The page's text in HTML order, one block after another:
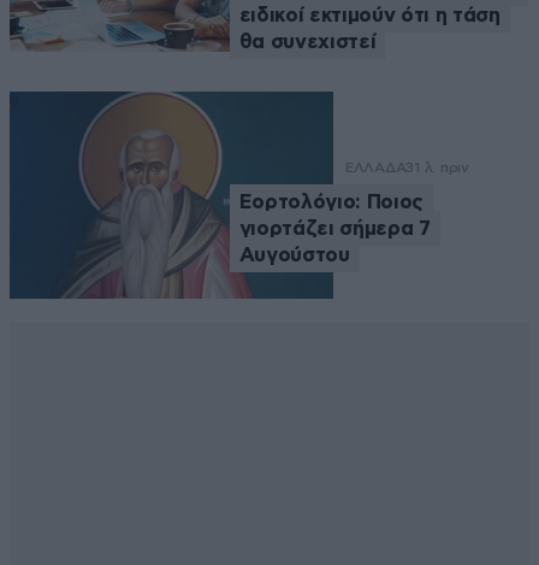
ειδικοί εκτιμούν ότι η τάση
θα συνεχιστεί
ΕΛΛΑΔΑ31 λ. πριν
Εορτολόγιο: Ποιος
γιορτάζει σήμερα 7
Αυγούστου